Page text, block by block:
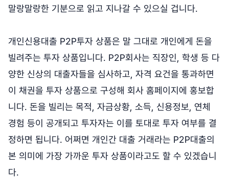
말랑말랑한 기분으로 읽고 지나갈 수 있으실 겁니다.
개인신용대출 P2P투자 상품은 말 그대로 개인에게 돈을
빌려주는 투자 상품입니다. P2P회사는 직장인, 학생 등 다
양한 신상의 대출자들을 심사하고, 자격 요건을 통과하면
이 채권을 투자 상품으로 구성해 회사 홈페이지에 홍보합
니다. 돈을 빌리는 목적, 자금상황, 소득, 신용정보, 연체
경험 등이 공개되고 투자자는 이를 토대로 투자 여부를 결
정하면 됩니다. 어쩌면 개인간 대출 거래라는 P2P대출의
본 의미에 가장 가까운 투자 상품이라고도 할 수 있겠습니
다.